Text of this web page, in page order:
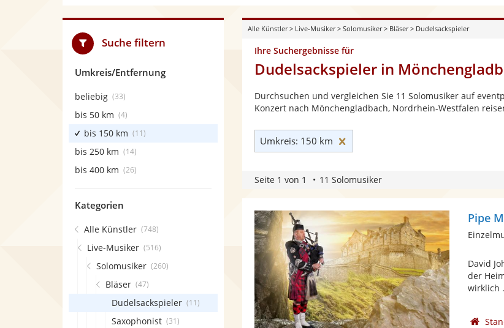
Events
festlegenAlle Künstler> Live-Musiker> Solomusiker> Bläser> Dudelsackspieler
Ihre Suchergebnisse für
Dudelsackspieler in
Durchsuchen und vergleichen Sie 11 Solomusiker auf
Konzert nach Mönchengladbach, Nordrhein-Westfalen
Umkreis: 150 km
Seite 1 von 1 11 Solomusiker
Pipe
David
der
wirklich
Suche filtern
Umkreis/Entfernung
beliebig (33)
bis 50 km (4)
bis 150 km (11)
bis 250 km (14)
bis 400 km (26)
Kategorien
Alle Künstler (748)
Live-Musiker (516)
Solomusiker (260)
Bläser (47)
Dudelsackspieler (11)
Saxophonist (31)